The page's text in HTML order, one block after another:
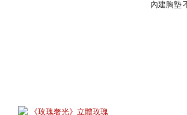
內建胸墊